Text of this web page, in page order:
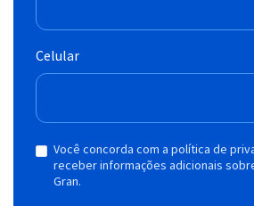
Celular
Você concorda com a política de
receber informações adicionais
Gran.